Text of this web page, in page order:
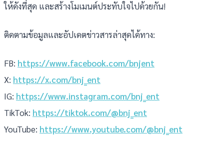
ให้ดังที่สุด และสร้างโมเมนต์ประทับใจไปด้วยกัน!
ติดตามข้อมูลและอัปเดตข่าวสารล่าสุดได้ทาง:
FB: https://www.facebook.com/bnjent
X: https://x.com/bnj_ent
IG: https://www.instagram.com/bnj_ent
TikTok: https://tiktok.com/@bnj_ent
YouTube: https://www.youtube.com/@bnj_ent